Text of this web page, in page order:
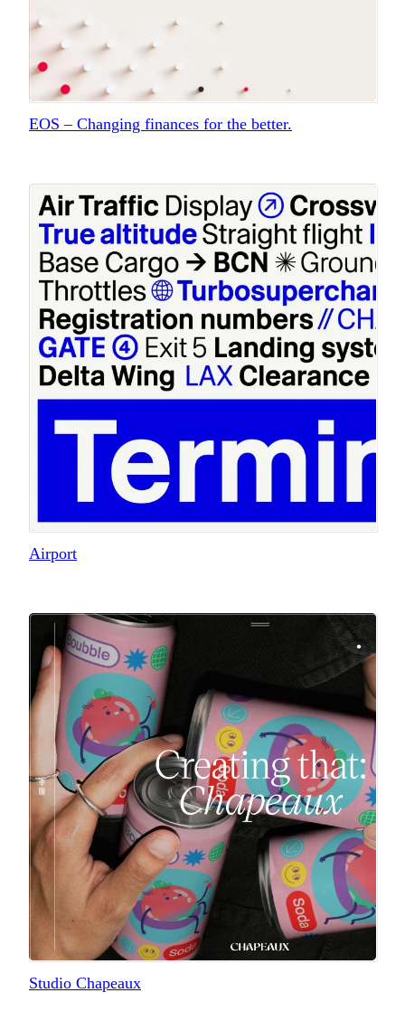
EOS – Changing finances for the better.
Airport
Studio Chapeaux